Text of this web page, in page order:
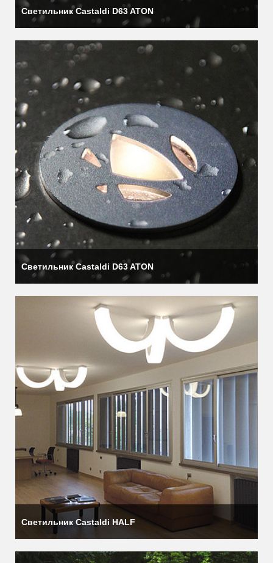
Светильник Castaldi D63 ATON
Светильник Castaldi D63 ATON
Светильник Castaldi HALF